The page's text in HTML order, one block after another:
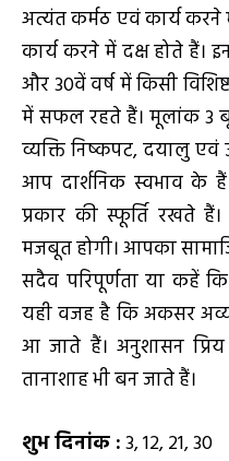
अत्यंत कर्मठ एवं कार्य करने
कार्य करने में दक्ष होते हैं।
और 30वें वर्ष में किसी
में सफल रहते हैं। मूलांक 3
व्यक्ति निष्कपट, दयालु एवं
आप दार्शनिक स्वभाव
प्रकार की स्फूर्ति रखते
मजबूत होगी। आपका
सदैव परिपूर्णता या कहें
यही वजह है कि अकसर
आ जाते हैं। अनुशासन
तानाशाह भी बन जाते हैं।
शुभ दिनांक :3, 12, 21, 30